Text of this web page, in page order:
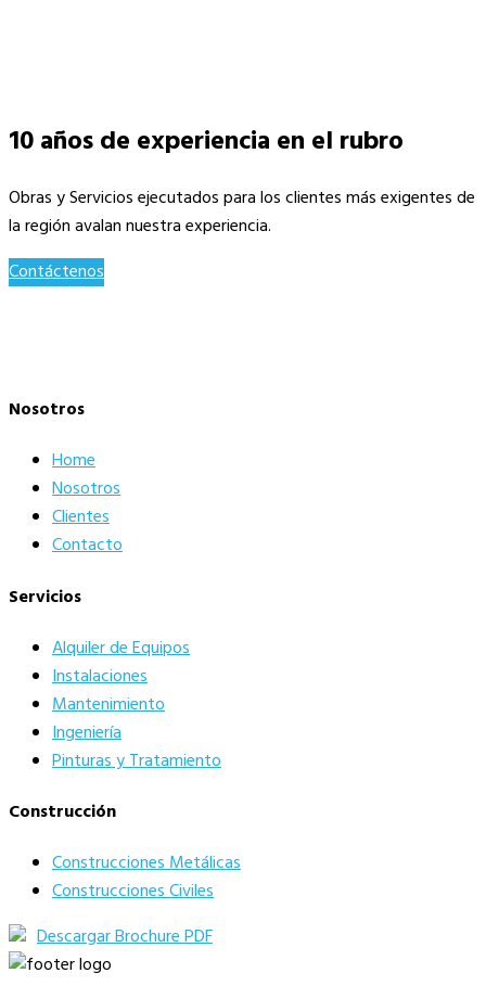
10 años de experiencia en el rubro
Obras y Servicios ejecutados para los clientes más exigentes de
la región avalan nuestra experiencia.
Contáctenos
Nosotros
Home
Nosotros
Clientes
Contacto
Servicios
Alquiler de Equipos
Instalaciones
Mantenimiento
Ingeniería
Pinturas y Tratamiento
Construcción
Construcciones Metálicas
Construcciones Civiles
Descargar Brochure PDF